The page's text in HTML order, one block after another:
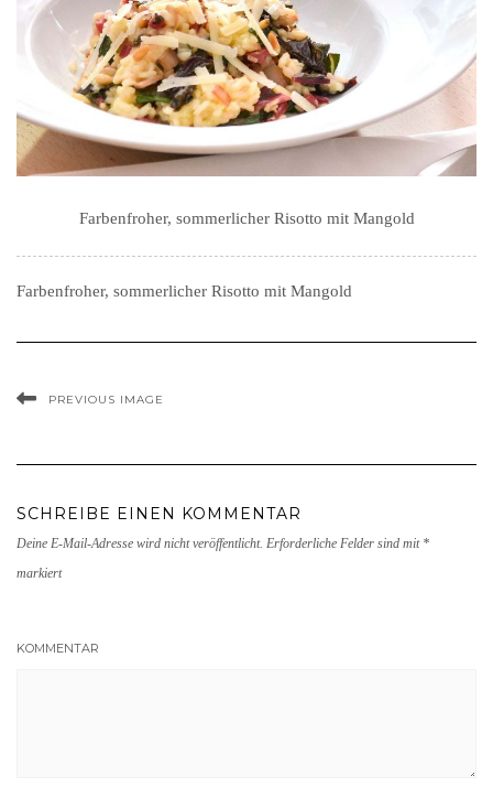
Farbenfroher, sommerlicher Risotto mit Mangold
Farbenfroher, sommerlicher Risotto mit Mangold
PREVIOUS IMAGE
SCHREIBE EINEN KOMMENTAR
Deine E-Mail-Adresse wird nicht veröffentlicht. Erforderliche Felder sind mit *
markiert
KOMMENTAR